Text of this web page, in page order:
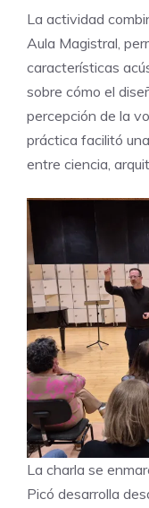
La actividad
Aula Magistral,
características
sobre cómo el
percepción de la
práctica facilitó
entre ciencia,
La charla se
Picó desarrolla